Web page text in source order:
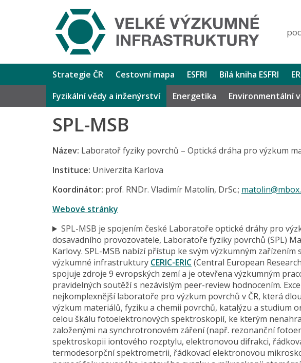
Strategie ČR Cestovní mapa ESFRI Bílá kniha ESFRI
Fyzikální vědy a inženýrství
Energetika Environmentální
SPL-MSB
Název: Laboratoř fyziky povrchů – Optická dráha pro výzkum
Instituce: Univerzita Karlova
Koordinátor: prof. RNDr. Vladimír Matolín, DrSc.;
Webové stránky
SPL-MSB je spojením české Laboratoře optické dráhy pro
dosavadního provozovatele, Laboratoře fyziky povrchů (SPL)
Karlovy. SPL-MSB nabízí přístup ke svým výzkumným
výzkumné infrastruktury CERIC-ERIC(Central European
spojuje zdroje 9 evropských zemí a je otevřena výzkumným
pravidelných soutěží s nezávislým peer-review hodnocením.
nejkomplexnější laboratoře pro výzkum povrchů v ČR, která
výzkum materiálů, fyziku a chemii povrchů, katalýzu a studium
celou škálu fotoelektronových spektroskopií, ke kterým
založenými na synchrotronovém záření (např. rezonanční
spektroskopii iontového rozptylu, elektronovou difrakci,
termodesorpční spektrometrii, řádkovací elektronovou